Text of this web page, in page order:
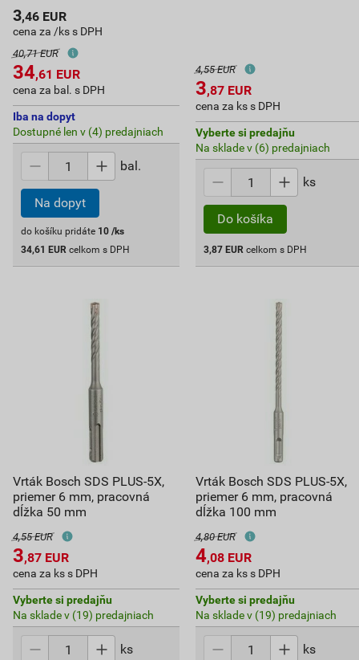
3,46 EUR
cena za /ks s DPH
40,71 EUR
34,61 EUR
cena za bal. s DPH
Iba na dopyt
Dostupné len v (4) predajniach
bal.
Na dopyt
do košíku pridáte 10 /ks
34,61 EUR celkom s DPH
4,55 EUR
3,87EUR
cena za ks s DPH
Vyberte si predajňu
Na sklade v (6) predajniach
ks
Do košíka
3,87 EUR celkom s DPH
Vrták Bosch SDS PLUS-5X,
priemer 6 mm, pracovná
dĺžka 50 mm
4,55 EUR
3,87 EUR
cena za ks s DPH
Vyberte si predajňu
Na sklade v (19) predajniach
ks
Vrták Bosch SDS PLUS-5X,
priemer 6 mm, pracovná
dĺžka 100 mm
4,80 EUR
4,08EUR
cena za ks s DPH
Vyberte si predajňu
Na sklade v (19) predajniach
ks